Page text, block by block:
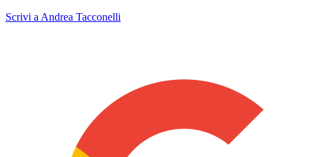
Scrivi a Andrea Tacconelli